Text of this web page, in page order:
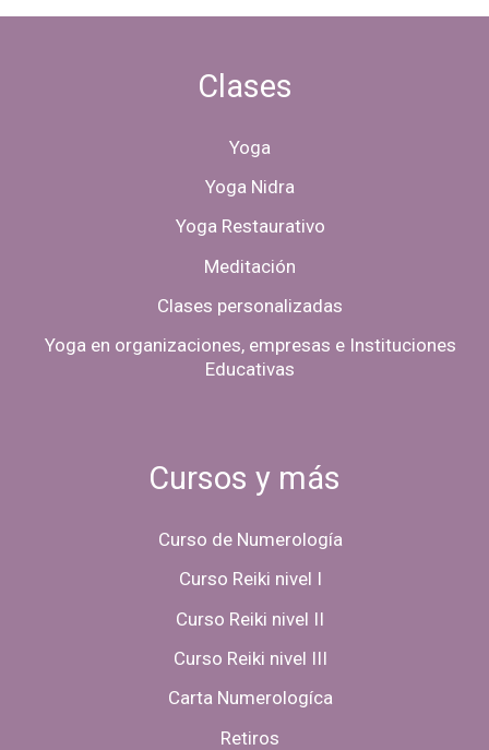
Clases
Yoga
Yoga Nidra
Yoga Restaurativo
Meditación
Clases personalizadas
Yoga en organizaciones, empresas e Instituciones
Educativas
Cursos y más
Curso de Numerología
Curso Reiki nivel I
Curso Reiki nivel II
Curso Reiki nivel III
Carta Numerologíca
Retiros